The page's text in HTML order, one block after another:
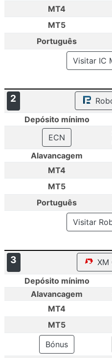
MT4
MT5
Português
Visitar IC
2
Depósito mínimo
ECN
Alavancagem
MT4
MT5
Português
Visitar
3
XM
Depósito mínimo
Alavancagem
MT4
MT5
Bónus